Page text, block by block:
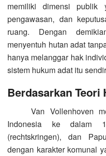
memiliki dimensi publik
pengawasan, dan
ruang. Dengan
menyentuh hutan adat
hanya melanggar hak
sistem hukum adat itu
Berdasarkan Teori
Van Vollenhoven
Indonesia ke dalam
(rechtskringen), dan
dengan karakter komunal